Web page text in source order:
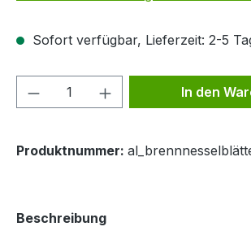
Sofort verfügbar, Lieferzeit: 2-5
Produkt Anzahl: Gib den
In den
Produktnummer:
Beschreibung